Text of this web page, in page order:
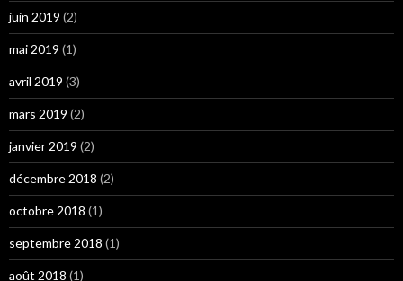
juin 2019 (2)
mai 2019 (1)
avril 2019 (3)
mars 2019 (2)
janvier 2019 (2)
décembre 2018 (2)
octobre 2018 (1)
septembre 2018 (1)
août 2018 (1)